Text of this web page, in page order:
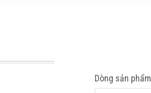
Dòng sản phẩm